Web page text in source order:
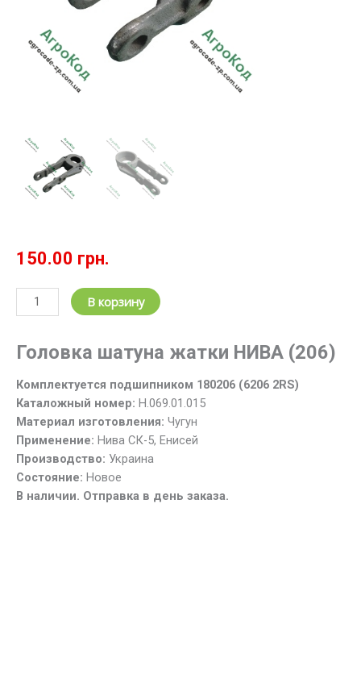
150.00 грн.
Количество
товара
Н.069.01.015
жатки
комбайна
НИВА
(206
подшипник)
В корзину
Головка шатуна жатки НИВА (206)
Комплектуется подшипником 180206 (6206 2RS)
Каталожный номер: Н.069.01.015
Материал изготовления: Чугун
Применение: Нива СК-5, Енисей
Производство: Украина
Состояние: Новое
В наличии. Отправка в день заказа.